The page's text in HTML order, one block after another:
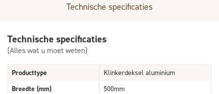
Technische specificaties
Technische specificaties
(Alles wat u moet weten)
Producttype
Klinkerdeksel aluminium
Breedte (mm)
500mm